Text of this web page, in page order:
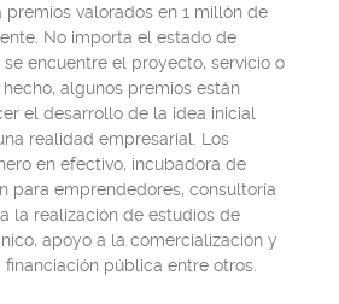
premios valorados en 1 millón de
No importa el estado de
encuentre el proyecto, servicio o
algunos premios están
el desarrollo de la idea inicial
realidad empresarial. Los
en efectivo, incubadora de
para emprendedores, consultoría
la realización de estudios de
apoyo a la comercialización y
pública entre otros.